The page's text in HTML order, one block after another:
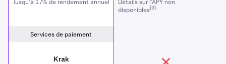
Jusqu’à 17% de rendement annuel
Détails sur l’APY non
disponibles[9]
Services de paiement
Krak